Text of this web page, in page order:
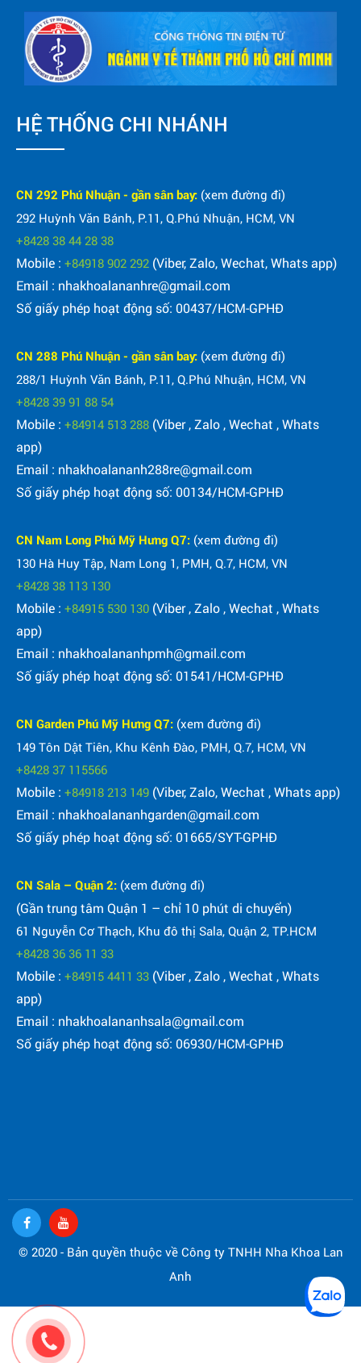
HỆ THỐNG CHI NHÁNH
CN 292 Phú Nhuận - gần sân bay: (xem đường đi)
292 Huỳnh Văn Bánh, P.11, Q.Phú Nhuận, HCM, VN
+8428 38 44 28 38
Mobile : +84918 902 292 (Viber, Zalo, Wechat, Whats app)
Email : nhakhoalananhre@gmail.com
Số giấy phép hoạt động số: 00437/HCM-GPHĐ
CN 288 Phú Nhuận - gần sân bay: (xem đường đi)
288/1 Huỳnh Văn Bánh, P.11, Q.Phú Nhuận, HCM, VN
+8428 39 91 88 54
Mobile : +84914 513 288 (Viber , Zalo , Wechat , Whats
app)
Email : nhakhoalananh288re@gmail.com
Số giấy phép hoạt động số: 00134/HCM-GPHĐ
CN Nam Long Phú Mỹ Hưng Q7: (xem đường đi)
130 Hà Huy Tập, Nam Long 1, PMH, Q.7, HCM, VN
+8428 38 113 130
Mobile : +84915 530 130 (Viber , Zalo , Wechat , Whats
app)
Email : nhakhoalananhpmh@gmail.com
Số giấy phép hoạt động số: 01541/HCM-GPHĐ
CN Garden Phú Mỹ Hưng Q7: (xem đường đi)
149 Tôn Dật Tiên, Khu Kênh Đào, PMH, Q.7, HCM, VN
+8428 37 115566
Mobile : +84918 213 149 (Viber, Zalo, Wechat , Whats app)
Email : nhakhoalananhgarden@gmail.com
Số giấy phép hoạt động số: 01665/SYT-GPHĐ
CN Sala – Quận 2: (xem đường đi)
(Gần trung tâm Quận 1 – chỉ 10 phút di chuyển)
61 Nguyễn Cơ Thạch, Khu đô thị Sala, Quận 2, TP.HCM
+8428 36 36 11 33
Mobile : +84915 4411 33 (Viber , Zalo , Wechat , Whats
app)
Email : nhakhoalananhsala@gmail.com
Số giấy phép hoạt động số: 06930/HCM-GPHĐ
© 2020 - Bản quyền thuộc về Công ty TNHH Nha Khoa Lan
Anh